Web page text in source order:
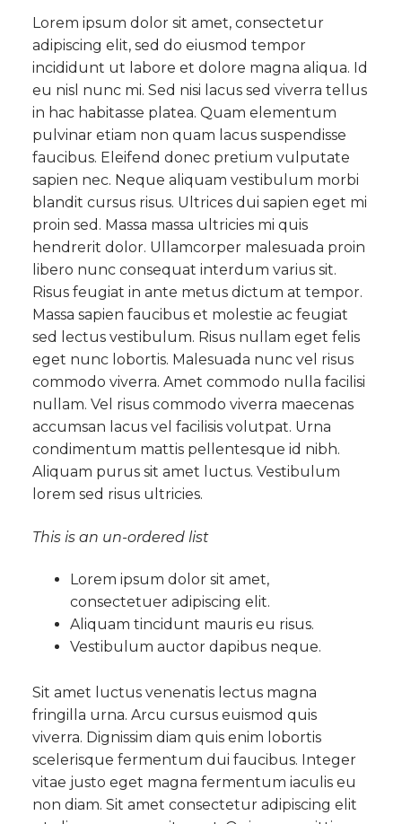
Lorem ipsum dolor sit amet, consectetur
adipiscing elit, sed do eiusmod tempor
incididunt ut labore et dolore magna aliqua. Id
eu nisl nunc mi. Sed nisi lacus sed viverra tellus
in hac habitasse platea. Quam elementum
pulvinar etiam non quam lacus suspendisse
faucibus. Eleifend donec pretium vulputate
sapien nec. Neque aliquam vestibulum morbi
blandit cursus risus. Ultrices dui sapien eget mi
proin sed. Massa massa ultricies mi quis
hendrerit dolor. Ullamcorper malesuada proin
libero nunc consequat interdum varius sit.
Risus feugiat in ante metus dictum at tempor.
Massa sapien faucibus et molestie ac feugiat
sed lectus vestibulum. Risus nullam eget felis
eget nunc lobortis. Malesuada nunc vel risus
commodo viverra. Amet commodo nulla facilisi
nullam. Vel risus commodo viverra maecenas
accumsan lacus vel facilisis volutpat. Urna
condimentum mattis pellentesque id nibh.
Aliquam purus sit amet luctus. Vestibulum
lorem sed risus ultricies.
This is an un-ordered list
Lorem ipsum dolor sit amet,
consectetuer adipiscing elit.
Aliquam tincidunt mauris eu risus.
Vestibulum auctor dapibus neque.
Sit amet luctus venenatis lectus magna
fringilla urna. Arcu cursus euismod quis
viverra. Dignissim diam quis enim lobortis
scelerisque fermentum dui faucibus. Integer
vitae justo eget magna fermentum iaculis eu
non diam. Sit amet consectetur adipiscing elit